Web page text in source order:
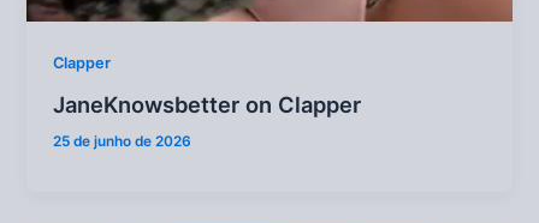
Clapper
JaneKnowsbetter on Clapper
25 de junho de 2026